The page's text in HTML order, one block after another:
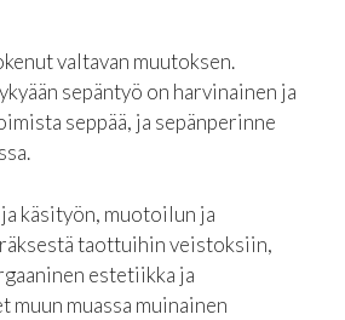
valtavan muutoksen.
sepäntyö on harvinainen ja
seppää, ja sepänperinne
käsityön, muotoilun ja
taottuihin veistoksiin,
estetiikka ja
muassa muinainen